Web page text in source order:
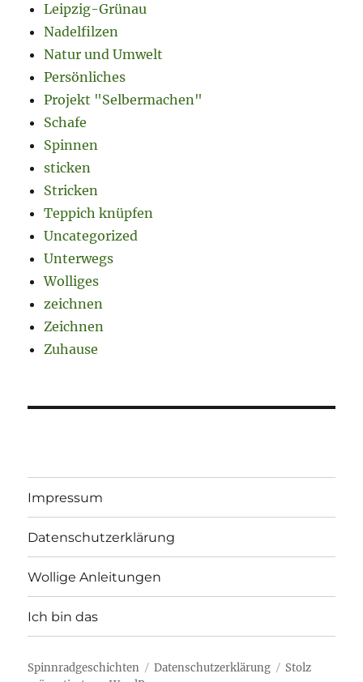
Leipzig-Grünau
Nadelfilzen
Natur und Umwelt
Persönliches
Projekt "Selbermachen"
Schafe
Spinnen
sticken
Stricken
Teppich knüpfen
Uncategorized
Unterwegs
Wolliges
zeichnen
Zeichnen
Zuhause
Impressum
Datenschutzerklärung
Wollige Anleitungen
Ich bin das
Spinnradgeschichten Datenschutzerklärung
Stolz